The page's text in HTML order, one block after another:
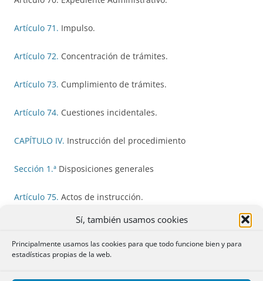
Sí, también usamos cookies
Principalmente usamos las cookies para que todo funcione bien y para
estadísticas propias de la web.
Artículo 71. Impulso.
Artículo 72. Concentración de trámites.
Artículo 73. Cumplimiento de trámites.
Artículo 74. Cuestiones incidentales.
CAPÍTULO IV. Instrucción del procedimiento
Sección 1.ª Disposiciones generales
Artículo 75. Actos de instrucción.
Alegaciones.
Sección 2.ªPrueba